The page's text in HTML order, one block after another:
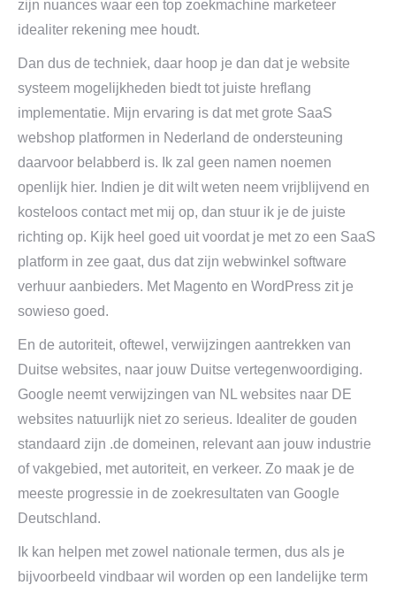
zijn nuances waar een top zoekmachine marketeer
idealiter rekening mee houdt.
Dan dus de techniek, daar hoop je dan dat je website
systeem mogelijkheden biedt tot juiste hreflang
implementatie. Mijn ervaring is dat met grote SaaS
webshop platformen in Nederland de ondersteuning
daarvoor belabberd is. Ik zal geen namen noemen
openlijk hier. Indien je dit wilt weten neem vrijblijvend en
kosteloos contact met mij op, dan stuur ik je de juiste
richting op. Kijk heel goed uit voordat je met zo een SaaS
platform in zee gaat, dus dat zijn webwinkel software
verhuur aanbieders. Met Magento en WordPress zit je
sowieso goed.
En de autoriteit, oftewel, verwijzingen aantrekken van
Duitse websites, naar jouw Duitse vertegenwoordiging.
Google neemt verwijzingen van NL websites naar DE
websites natuurlijk niet zo serieus. Idealiter de gouden
standaard zijn .de domeinen, relevant aan jouw industrie
of vakgebied, met autoriteit, en verkeer. Zo maak je de
meeste progressie in de zoekresultaten van Google
Deutschland.
Ik kan helpen met zowel nationale termen, dus als je
bijvoorbeeld vindbaar wil worden op een landelijke term